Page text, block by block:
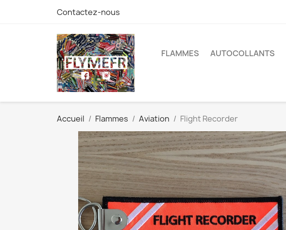
Contactez-nous
FLAMMES AUTOCOLLANTS
Accueil Flammes Aviation Flight Recorder